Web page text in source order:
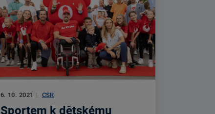
6. 10. 2021 | CSR
Sportem k dětskému